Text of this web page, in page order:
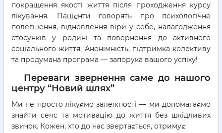
покращення якості життя після проходження курсу
лікування. Пацієнти говорять про психологічне
полегшення, відновлення віри у себе, налагодження
стосунків у родині та повернення до активного
соціального життя. Анонімність, підтримка колективу
та продумана програма — запорука вашого успіху!
Переваги звернення саме до нашого
центру “Новий шлях”
Ми не просто лікуємо залежності — ми допомагаємо
знайти сенс та мотивацію до життя без шкідливих
звичок. Кожен, хто до нас звертається, отримує: